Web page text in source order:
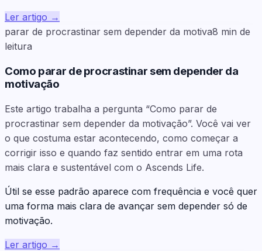
Ler artigo →
parar de procrastinar sem depender da motiva8 min de
leitura
Como parar de procrastinar sem depender da
motivação
Este artigo trabalha a pergunta “Como parar de
procrastinar sem depender da motivação”. Você vai ver
o que costuma estar acontecendo, como começar a
corrigir isso e quando faz sentido entrar em uma rota
mais clara e sustentável com o Ascends Life.
Útil se esse padrão aparece com frequência e você quer
uma forma mais clara de avançar sem depender só de
motivação.
Ler artigo →